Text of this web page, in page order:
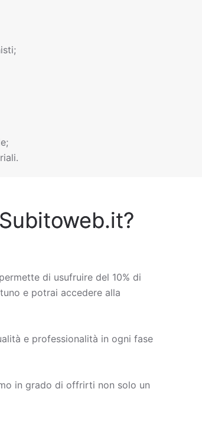
di usufruire del 10% di
e potrai accedere alla
e professionalità in ogni fase
in grado di offrirti non solo un